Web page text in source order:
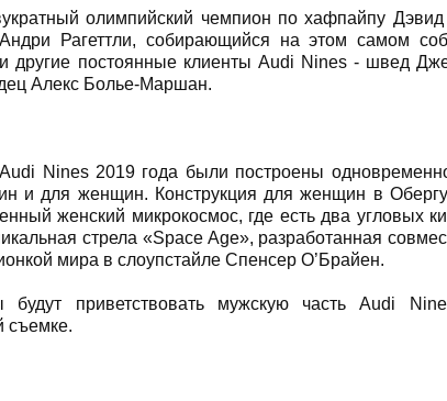
олимпийский чемпион по хафпайпу Дэвид
Рагеттли, собирающийся на этом самом
другие постоянные клиенты Audi Nines - швед
Алекс Болье-Маршан.
Nines 2019 года были построены
и для женщин. Конструкция для женщин в
женский микрокосмос, где есть два угловых
стрела «Space Age», разработанная
мира в слоупстайле Спенсер О’Брайен.
приветствовать мужскую часть Audi
съемке.